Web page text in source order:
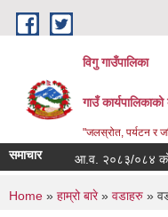
Skip to main content
विगु गाउँपालिका
गाउँ कार्यपालिकाको
"जलस्रोत, पर्यटन र
समाचार आ.व. २०८३/०८४ को
You are here
Home » हाम्रो बारे» वडाहरु »